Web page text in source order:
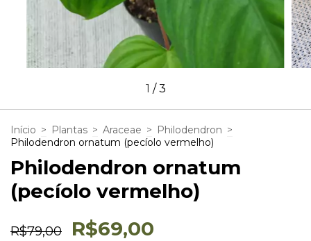
1 /3
Início > Plantas > Araceae > Philodendron >
Philodendron ornatum (pecíolo vermelho)
Philodendron ornatum
(pecíolo vermelho)
R$79,00 R$69,00